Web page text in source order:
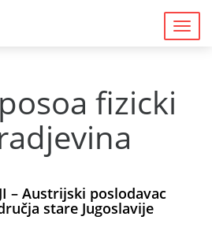
posoa fizicki
– Austrijski poslodavac
stare Jugoslavije